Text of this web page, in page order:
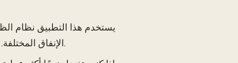
الإنفاق المختلفة. لديه نسخة مجانية بميزات محدودة، مما يجعله متاحًا للطلاب.